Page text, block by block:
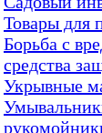
Товары для
Борьба с
средства
Укрывные